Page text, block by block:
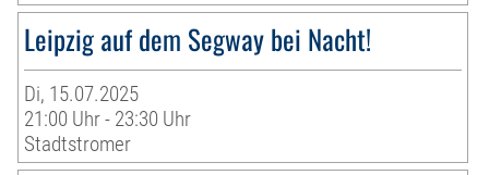
Leipzig auf dem Segway bei Nacht!
Di, 15.07.2025
21:00 Uhr - 23:30 Uhr
Stadtstromer